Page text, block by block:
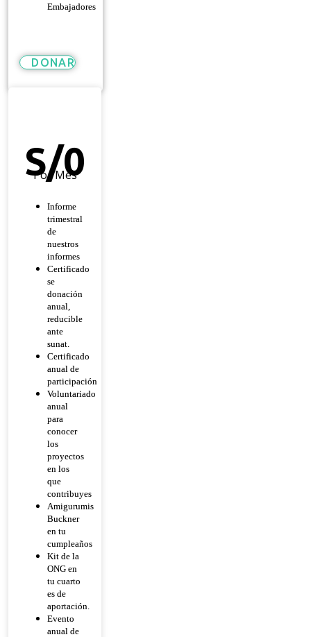
Embajadores
DONAR
Esperanza
S/0
Por Mes
Informe
trimestral
de
nuestros
informes
Certificado
se
donación
anual,
reducible
ante
sunat.
Certificado
anual de
participación
Voluntariado
anual
para
conocer
los
proyectos
en los
que
contribuyes
Amigurumis
Buckner
en tu
cumpleaños
Kit de la
ONG en
tu cuarto
es de
aportación.
Evento
anual de